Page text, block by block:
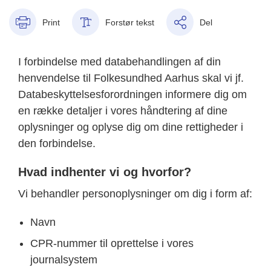
Print Forstør tekst Del
I forbindelse med databehandlingen af din
henvendelse til Folkesundhed Aarhus skal vi jf.
Databeskyttelsesforordningen informere dig om
en række detaljer i vores håndtering af dine
oplysninger og oplyse dig om dine rettigheder i
den forbindelse.
Hvad indhenter vi og hvorfor?
Vi behandler personoplysninger om dig i form af:
Navn
CPR-nummer til oprettelse i vores
journalsystem